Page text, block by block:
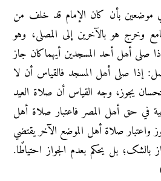
موضعین بأن کان الإمام قد خلف من
وخرج هو بالآخرین إلی المصلی، وهو
صلی أھل أحد المسجدین أیهماکان جاز
إذا صلی أھل المسجد فالقیاس أن لا
یجوز، وجه القیاس أن صلاة العید
في حق أھل المصر فاعتبار صلاة أهل
واعتبار صلاة أهل الموضع الآخر یقتضي
بالشک؛ بل یحکم بعدم الجواز احتیاطًا.